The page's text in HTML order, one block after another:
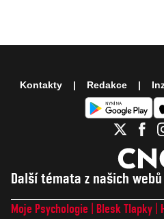
Další témata z našich webů
Moje Psychologie Blesk Tlapky
Kontakty Redakce